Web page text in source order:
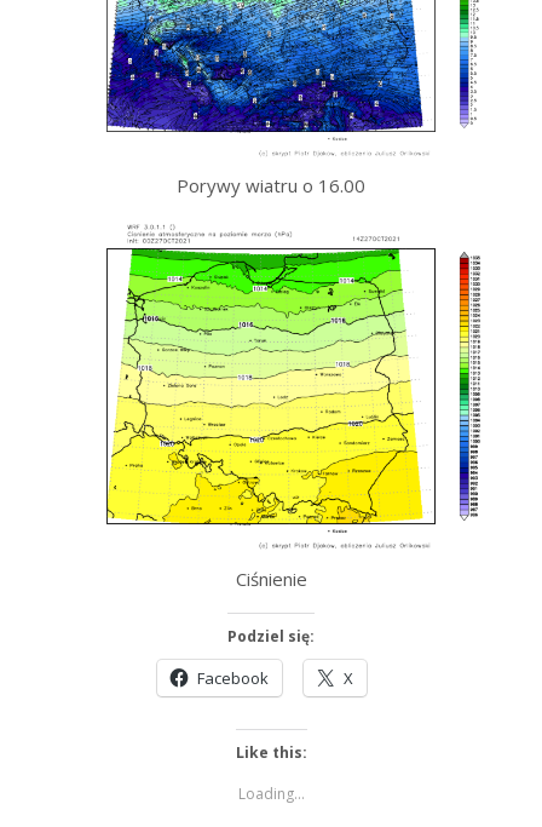
Porywy wiatru o 16.00
Ciśnienie
Podziel się:
Facebook X
Like this:
Loading...